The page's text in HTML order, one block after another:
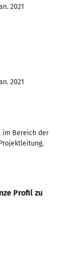
2021
2021
im Bereich der
Profil zu